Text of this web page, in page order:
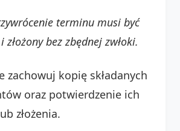
terminu musi być
złożony bez zbędnej zwłoki.
zachowuj kopię składanych
oraz potwierdzenie ich
złożenia.